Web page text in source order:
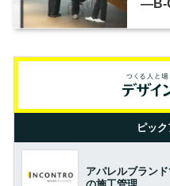
―B-
ピッ
アパレルブラン